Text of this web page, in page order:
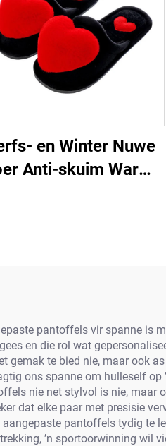
en Winter Nuwe
Anti-skuim Warme
pantoffels vir spanne is
en die rol wat
gemak te bied nie, maar ook
ons spanne om hulleself op
nie net stylvol is nie, maar
dat elke paar met presisie
pantoffels tydig te
’n sportoorwinning wil